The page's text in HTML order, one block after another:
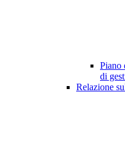
Piano
di
Relazione